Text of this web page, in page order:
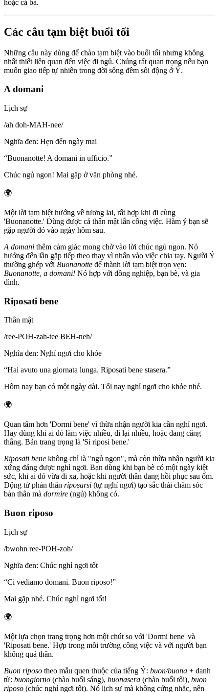
hoặc cả ba.
Các câu tạm biệt buổi tối
Những câu này dùng để chào tạm biệt vào buổi tối nhưng không
nhất thiết liên quan đến việc đi ngủ. Chúng rất quan trọng nếu bạn
muốn giao tiếp tự nhiên trong đời sống đêm sôi động ở Ý.
A domani
Lịch sự
/ah doh-MAH-nee/
Nghĩa đen: Hẹn đến ngày mai
“Buonanotte! A domani in ufficio.”
Chúc ngủ ngon! Mai gặp ở văn phòng nhé.
🌍
Một lời tạm biệt hướng về tương lai, rất hợp khi đi cùng
'Buonanotte.' Dùng được cả thân mật lẫn công việc. Hàm ý bạn sẽ
gặp người đó vào ngày hôm sau.
A domani thêm cảm giác mong chờ vào lời chúc ngủ ngon. Nó
hướng đến lần gặp tiếp theo thay vì nhấn vào việc chia tay. Người Ý
thường ghép với Buonanotte để thành lời tạm biệt trọn vẹn:
Buonanotte, a domani! Nó hợp với đồng nghiệp, bạn bè, và gia
đình.
Riposati bene
Thân mật
/ree-POH-zah-tee BEH-neh/
Nghĩa đen: Nghỉ ngơi cho khỏe
“Hai avuto una giornata lunga. Riposati bene stasera.”
Hôm nay bạn có một ngày dài. Tối nay nghỉ ngơi cho khỏe nhé.
🌍
Quan tâm hơn 'Dormi bene' vì thừa nhận người kia cần nghỉ ngơi.
Hay dùng khi ai đó làm việc nhiều, đi lại nhiều, hoặc đang căng
thẳng. Bản trang trọng là 'Si riposi bene.'
Riposati bene không chỉ là "ngủ ngon", mà còn thừa nhận người kia
xứng đáng được nghỉ ngơi. Bạn dùng khi bạn bè có một ngày kiệt
sức, khi ai đó vừa đi xa, hoặc khi người thân đang hồi phục sau ốm.
Động từ phản thân riposarsi (tự nghỉ ngơi) tạo sắc thái chăm sóc
bản thân mà dormire (ngủ) không có.
Buon riposo
Lịch sự
/bwohn ree-POH-zoh/
Nghĩa đen: Chúc nghỉ ngơi tốt
“Ci vediamo domani. Buon riposo!”
Mai gặp nhé. Chúc nghỉ ngơi tốt!
🌍
Một lựa chọn trang trọng hơn một chút so với 'Dormi bene' và
'Riposati bene.' Hợp trong môi trường công việc và với người bạn
không quá thân.
Buon riposo theo mẫu quen thuộc của tiếng Ý: buon/buona + danh
từ: buongiorno (chào buổi sáng), buonasera (chào buổi tối), buon
riposo (chúc nghỉ ngơi tốt). Nó lịch sự mà không cứng nhắc, nên